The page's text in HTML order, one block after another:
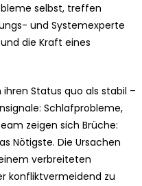
selbst, treffen
und Systemexperte
die Kraft eines
Status quo als stabil –
Schlafprobleme,
zeigen sich Brüche:
Nötigste. Die Ursachen
verbreiteten
konfliktvermeidend zu